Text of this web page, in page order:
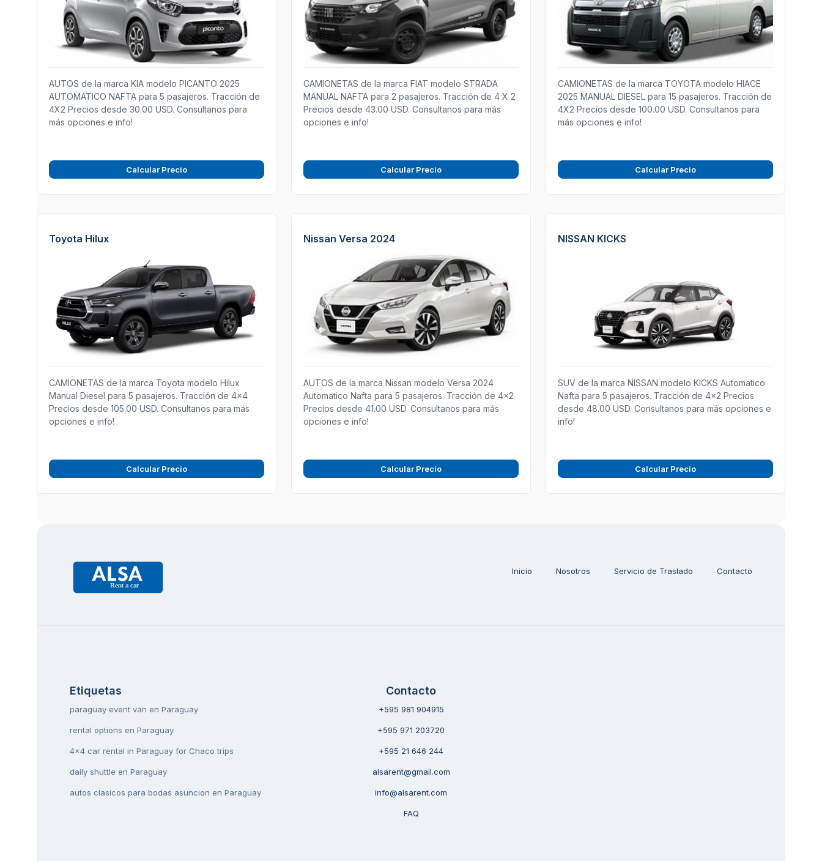
AUTOS de la marca KIA modelo PICANTO 2025
AUTOMATICO NAFTA para 5 pasajeros. Tracción de
4X2 Precios desde 30.00 USD. Consultanos para
más opciones e info!
Calcular Precio
CAMIONETAS de la marca FIAT modelo STRADA
MANUAL NAFTA para 2 pasajeros. Tracción de 4 X 2
Precios desde 43.00 USD. Consultanos para más
opciones e info!
Calcular Precio
CAMIONETAS de la marca TOYOTA modelo HIACE
2025 MANUAL DIESEL para 15 pasajeros. Tracción de
4X2 Precios desde 100.00 USD. Consultanos para
más opciones e info!
Calcular Precio
Toyota Hilux
CAMIONETAS de la marca Toyota modelo Hilux
Manual Diesel para 5 pasajeros. Tracción de 4x4
Precios desde 105.00 USD. Consultanos para más
opciones e info!
Calcular Precio
Nissan Versa 2024
AUTOS de la marca Nissan modelo Versa 2024
Automatico Nafta para 5 pasajeros. Tracción de 4x2
Precios desde 41.00 USD. Consultanos para más
opciones e info!
Calcular Precio
NISSAN KICKS
SUV de la marca NISSAN modelo KICKS Automatico
Nafta para 5 pasajeros. Tracción de 4x2 Precios
desde 48.00 USD. Consultanos para más opciones e
info!
Calcular Precio
Inicio Nosotros Servicio de Traslado Contacto
Etiquetas
paraguay event van en Paraguay
rental options en Paraguay
4x4 car rental in Paraguay for Chaco trips
daily shuttle en Paraguay
autos clasicos para bodas asuncion en Paraguay
Contacto
+595 981 904915
+595 971 203720
+595 21 646 244
alsarent@gmail.com
info@alsarent.com
FAQ